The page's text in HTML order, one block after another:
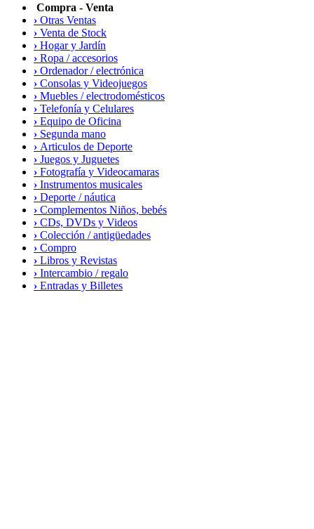
Compra - Venta
› Otras Ventas
› Venta de Stock
› Hogar y Jardín
› Ropa / accesorios
› Ordenador / electrónica
› Consolas y Videojuegos
› Muebles / electrodomésticos
› Telefonía y Celulares
› Equipo de Oficina
› Segunda mano
› Articulos de Deporte
› Juegos y Juguetes
› Fotografía y Videocamaras
› Instrumentos musicales
› Deporte / náutica
› Complementos Niños, bebés
› CDs, DVDs y Videos
› Colección / antigüedades
› Compro
› Libros y Revistas
› Intercambio / regalo
› Entradas y Billetes